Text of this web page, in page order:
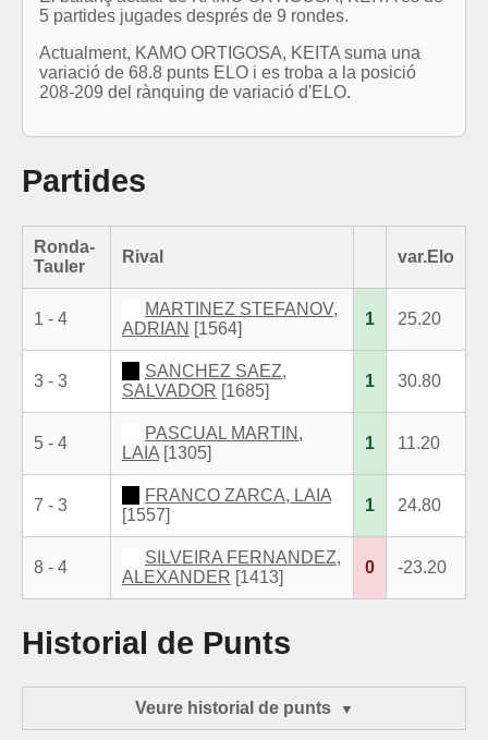
5 partides jugades després de 9 rondes.
Actualment, KAMO ORTIGOSA, KEITA suma una
variació de 68.8 punts ELO i es troba a la posició
208-209 del rànquing de variació d'ELO.
Partides
Ronda-
Tauler
Rival var.Elo
1 - 4
MARTINEZ STEFANOV,
ADRIAN [1564]
1 25.20
3 - 3
SANCHEZ SAEZ,
SALVADOR [1685]
1 30.80
5 - 4
PASCUAL MARTIN,
LAIA [1305]
1 11.20
7 - 3
FRANCO ZARCA, LAIA
[1557]
1 24.80
8 - 4
SILVEIRA FERNANDEZ,
ALEXANDER [1413]
0 -23.20
Historial de Punts
Veure historial de punts